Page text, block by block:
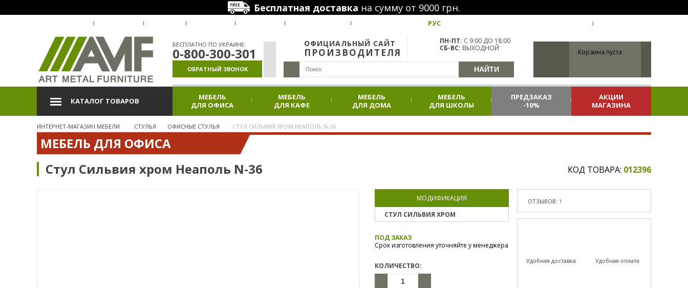
Бесплатная доставка на сумму от 9000 грн.
РУС
БЕСПЛАТНО ПО УКРАИНЕ:
0-800-300-301
ОБРАТНЫЙ ЗВОНОК
ОФИЦИАЛЬНЫЙ САЙТ
ПРОИЗВОДИТЕЛЯ
ПН-ПТ: С 9:00 ДО 18:00
СБ-ВС: ВЫХОДНОЙ Корзина пуста
КАТАЛОГ ТОВАРОВ
МЕБЕЛЬ
ДЛЯ ОФИСА
МЕБЕЛЬ
ДЛЯ КАФЕ
МЕБЕЛЬ
ДЛЯ ДОМА
МЕБЕЛЬ
ДЛЯ ШКОЛЫ
ПРЕДЗАКАЗ
-10%
АКЦИИ
МАГАЗИНА
ИНТЕРНЕТ-МАГАЗИН МЕБЕЛИ СТУЛЬЯ ОФИСНЫЕ СТУЛЬЯ СТУЛ СИЛЬВИЯ ХРОМ НЕАПОЛЬ N-36
МЕБЕЛЬ ДЛЯ ОФИСА
Стул Сильвия хром Неаполь N-36
КОД ТОВАРА: 012396
МОДИФИКАЦИЯ
СТУЛ СИЛЬВИЯ ХРОМ
ПОД ЗАКАЗ
Срок изготовления уточняйте у менеджера
КОЛИЧЕСТВО:
ОТЗЫВОВ: 1
Удобная доставка Удобная оплата